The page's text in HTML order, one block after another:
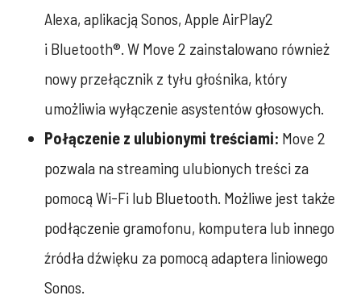
Alexa, aplikacją Sonos, Apple AirPlay2
i Bluetooth®. W Move 2 zainstalowano również
nowy przełącznik z tyłu głośnika, który
umożliwia wyłączenie asystentów głosowych.
Połączenie z ulubionymi treściami: Move 2
pozwala na streaming ulubionych treści za
pomocą Wi-Fi lub Bluetooth. Możliwe jest także
podłączenie gramofonu, komputera lub innego
źródła dźwięku za pomocą adaptera liniowego
Sonos.